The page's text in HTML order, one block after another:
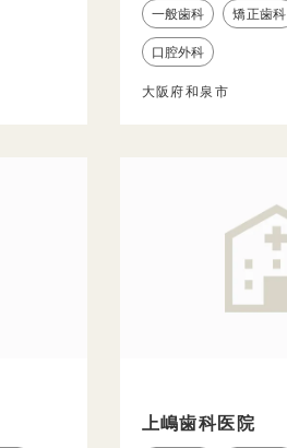
一般歯科 矯正歯科
口腔外科
大阪府和泉市
上嶋歯科医院